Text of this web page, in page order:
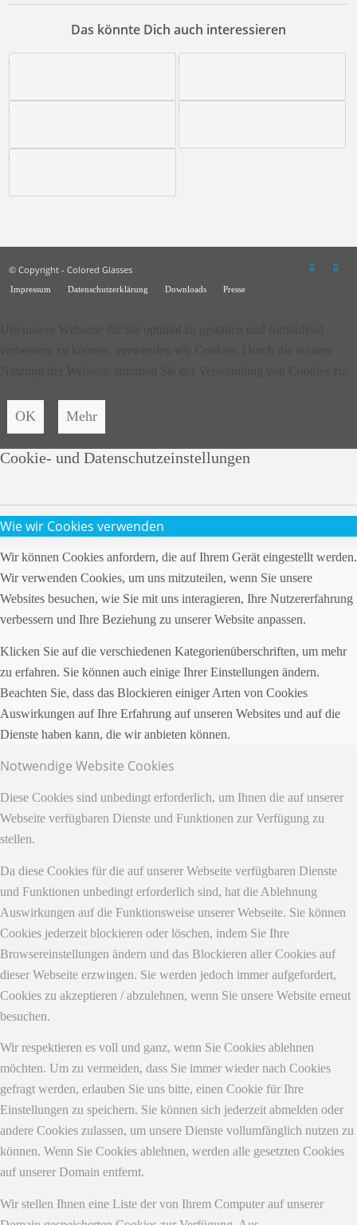
Das könnte Dich auch interessieren
© Copyright - Colored Glasses
Impressum Datenschutzerklärung Downloads Presse
OK Mehr
Cookie- und Datenschutzeinstellungen
Wie wir Cookies verwenden
Wir können Cookies anfordern, die auf Ihrem Gerät eingestellt werden.
Wir verwenden Cookies, um uns mitzuteilen, wenn Sie unsere
Websites besuchen, wie Sie mit uns interagieren, Ihre Nutzererfahrung
verbessern und Ihre Beziehung zu unserer Website anpassen.
Klicken Sie auf die verschiedenen Kategorienüberschriften, um mehr
zu erfahren. Sie können auch einige Ihrer Einstellungen ändern.
Beachten Sie, dass das Blockieren einiger Arten von Cookies
Auswirkungen auf Ihre Erfahrung auf unseren Websites und auf die
Dienste haben kann, die wir anbieten können.
Notwendige Website Cookies
Diese Cookies sind unbedingt erforderlich, um Ihnen die auf unserer
Webseite verfügbaren Dienste und Funktionen zur Verfügung zu
stellen.
Da diese Cookies für die auf unserer Webseite verfügbaren Dienste
und Funktionen unbedingt erforderlich sind, hat die Ablehnung
Auswirkungen auf die Funktionsweise unserer Webseite. Sie können
Cookies jederzeit blockieren oder löschen, indem Sie Ihre
Browsereinstellungen ändern und das Blockieren aller Cookies auf
dieser Webseite erzwingen. Sie werden jedoch immer aufgefordert,
Cookies zu akzeptieren / abzulehnen, wenn Sie unsere Website erneut
besuchen.
Wir respektieren es voll und ganz, wenn Sie Cookies ablehnen
möchten. Um zu vermeiden, dass Sie immer wieder nach Cookies
gefragt werden, erlauben Sie uns bitte, einen Cookie für Ihre
Einstellungen zu speichern. Sie können sich jederzeit abmelden oder
andere Cookies zulassen, um unsere Dienste vollumfänglich nutzen zu
können. Wenn Sie Cookies ablehnen, werden alle gesetzten Cookies
auf unserer Domain entfernt.
Wir stellen Ihnen eine Liste der von Ihrem Computer auf unserer